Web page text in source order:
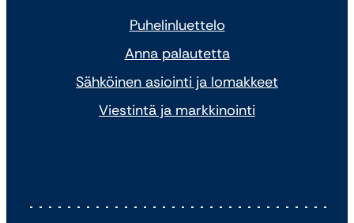
Puhelinluettelo
Anna palautetta
Sähköinen asiointi ja lomakkeet
Viestintä ja markkinointi